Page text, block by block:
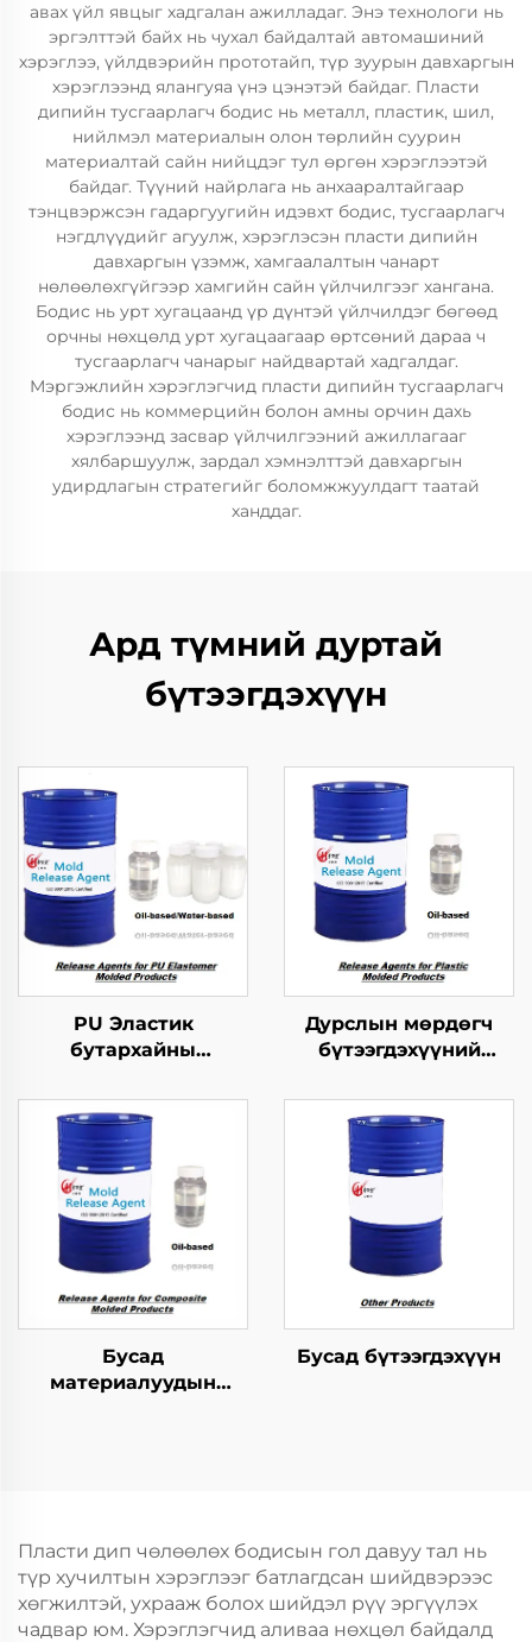
авах үйл явцыг хадгалан ажилладаг. Энэ технологи нь
эргэлттэй байх нь чухал байдалтай автомашиний
хэрэглээ, үйлдвэрийн прототайп, түр зуурын давхаргын
хэрэглээнд ялангуяа үнэ цэнэтэй байдаг. Пласти
дипийн тусгаарлагч бодис нь металл, пластик, шил,
нийлмэл материалын олон төрлийн суурин
материалтай сайн нийцдэг тул өргөн хэрэглээтэй
байдаг. Түүний найрлага нь анхааралтайгаар
тэнцвэржсэн гадаргуугийн идэвхт бодис, тусгаарлагч
нэгдлүүдийг агуулж, хэрэглэсэн пласти дипийн
давхаргын үзэмж, хамгаалалтын чанарт
нөлөөлөхгүйгээр хамгийн сайн үйлчилгээг хангана.
Бодис нь урт хугацаанд үр дүнтэй үйлчилдэг бөгөөд
орчны нөхцөлд урт хугацаагаар өртсөний дараа ч
тусгаарлагч чанарыг найдвартай хадгалдаг.
Мэргэжлийн хэрэглэгчид пласти дипийн тусгаарлагч
бодис нь коммерцийн болон амны орчин дахь
хэрэглээнд засвар үйлчилгээний ажиллагааг
хялбаршуулж, зардал хэмнэлттэй давхаргын
удирдлагын стратегийг боломжжуулдагт таатай
ханддаг.
Ард түмний дуртай
бүтээгдэхүүн
PU Эластик
бутархайны
зохицуулах тусгайлал
Дурслын мөрдөгч
бүтээгдэхүүний
Бусад
материалуудын
Бусад бүтээгдэхүүн
Пласти дип чөлөөлөх бодисын гол давуу тал нь
түр хучилтын хэрэглээг батлагдсан шийдвэрээс
хөгжилтэй, ухрааж болох шийдэл рүү эргүүлэх
чадвар юм. Хэрэглэгчид аливаа нөхцөл байдалд